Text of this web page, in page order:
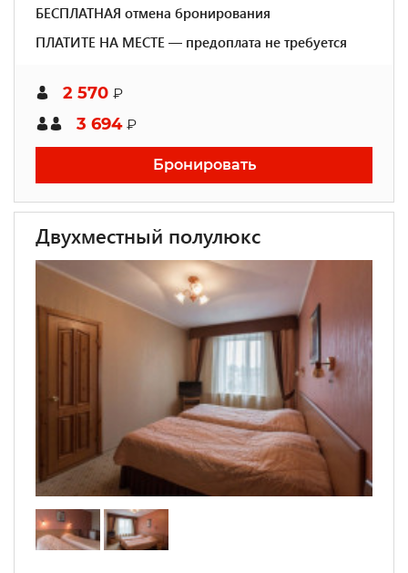
БЕСПЛАТНАЯ отмена бронирования
ПЛАТИТЕ НА МЕСТЕ — предоплата не требуется
2 570 ₽
3 694 ₽
Бронировать
Двухместный полулюкс